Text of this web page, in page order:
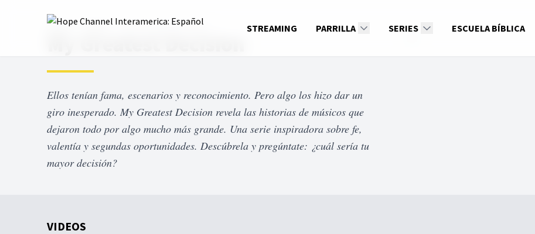
STREAMING PARRILLA SERIES ESCUELA BÍBLICA
Home Series My Greatest Decision
Ellos tenían fama, escenarios y reconocimiento. Pero algo los hizo dar un
giro inesperado. My Greatest Decision revela las historias de músicos que
dejaron todo por algo mucho más grande. Una serie inspiradora sobre fe,
valentía y segundas oportunidades. Descúbrela y pregúntate: ¿cuál sería tu
mayor decisión?
VIDEOS